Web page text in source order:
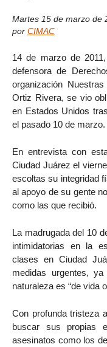
Martes 15 de marzo de
por CIMAC
14 de marzo de
defensora de
organización
Ortiz Rivera, se vio
en Estados Unidos
el pasado 10 de marzo.
En entrevista con
Ciudad Juárez el
escoltas su integridad
al apoyo de su gente
como las que recibió.
La madrugada del 10
intimidatorias en la
clases en Ciudad
medidas urgentes,
naturaleza es “de vida
Con profunda tristeza
buscar sus propias
asesinatos como los